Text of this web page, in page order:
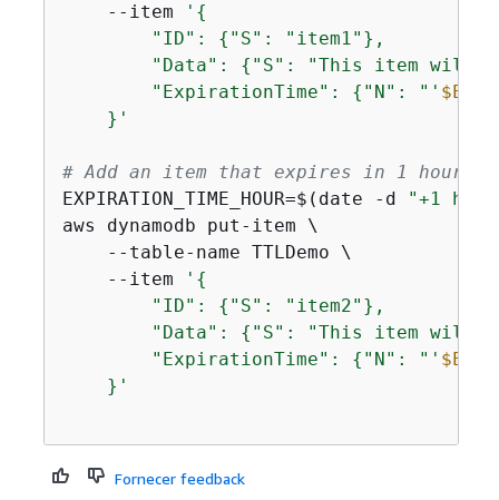
    --item
' {
        "ID":
{ "S": "item1"},
        "Data":
{ "S": "This item will
        "ExpirationTime":
{ "N": "'
    }'
# Add an item that expires in 1 hour
EXPIRATION_TIME_HOUR=$(date -d
"+1
aws dynamodb put-item \
    --table-name TTLDemo \
    --item
' {
        "ID":
{ "S": "item2"},
        "Data":
{ "S": "This item will
        "ExpirationTime":
{ "N": "'
    }'
Fornecer feedback